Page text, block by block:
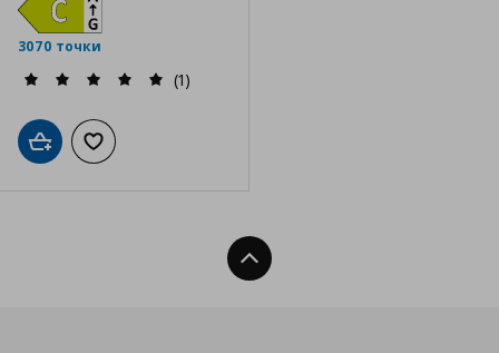
3070 точки
(1)
Добави в кошницата
Добави към списъка с любими
Нагоре